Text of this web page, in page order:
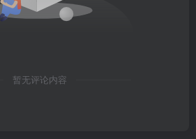
暂无评论内容